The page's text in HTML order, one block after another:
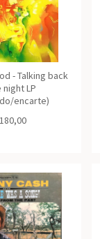
- Talking back
LP
encarte)
180,00